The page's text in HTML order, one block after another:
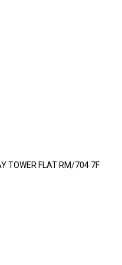
TOWER FLAT RM/704 7F